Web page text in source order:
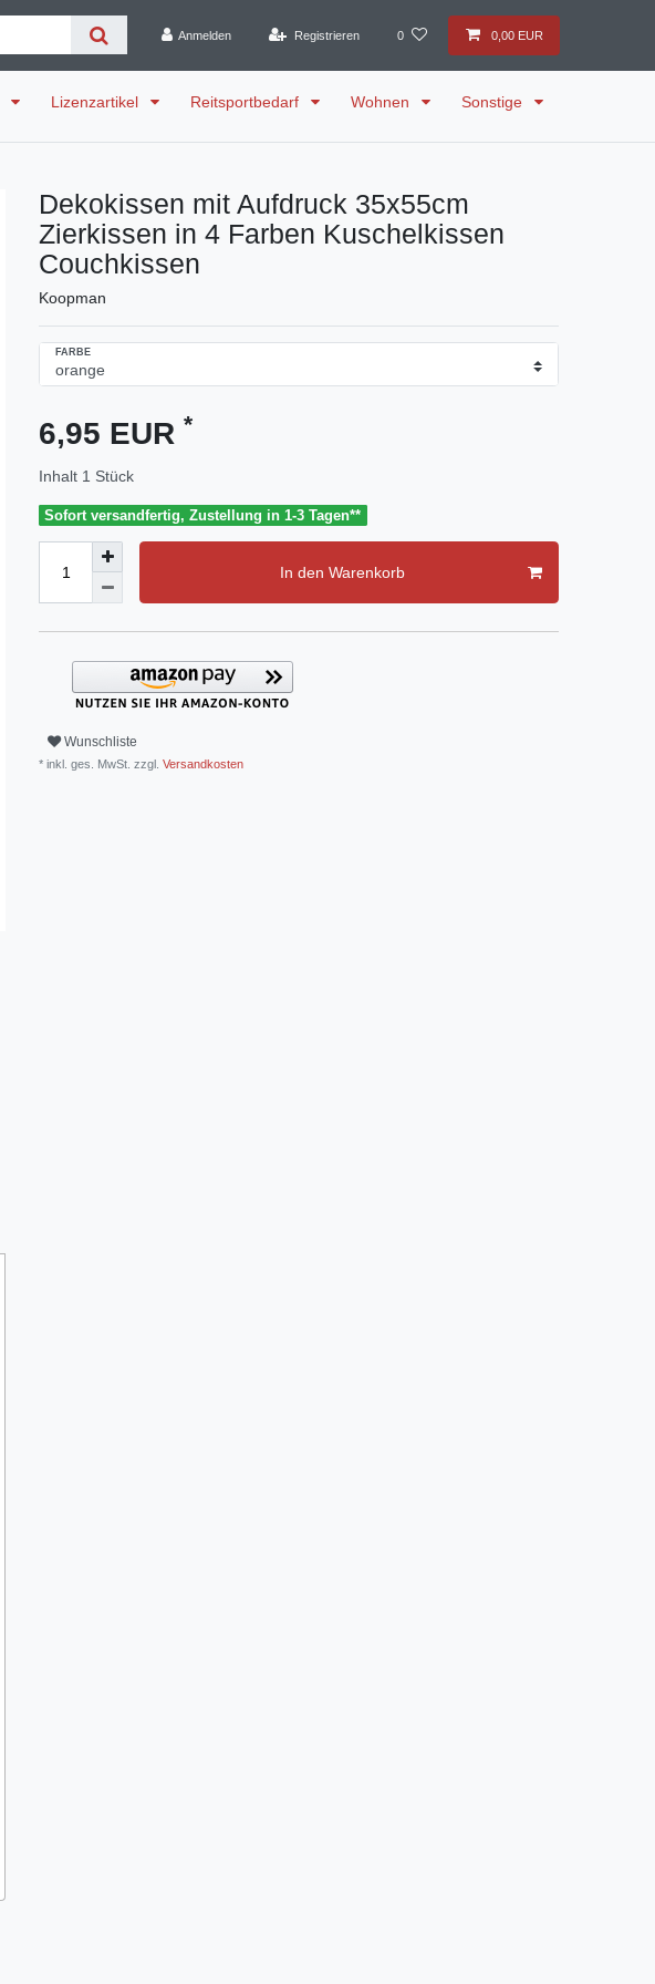
Anmelden Registrieren 0 0,00 EUR
Lizenzartikel Reitsportbedarf Wohnen Sonstige
Dekokissen mit Aufdruck 35x55cm
Zierkissen in 4 Farben Kuschelkissen
Couchkissen
Koopman
FARBE
6,95 EUR *
Inhalt 1 Stück
Sofort versandfertig, Zustellung in 1-3 Tagen**
In den Warenkorb
Wunschliste
* inkl. ges. MwSt. zzgl. Versandkosten